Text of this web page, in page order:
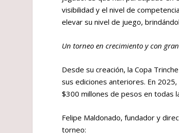
visibilidad y el nivel de
elevar su nivel de juego,
Un torneo en crecimiento y con
Desde su creación, la Copa
sus ediciones anteriores. En
$300 millones de pesos en todas
Felipe Maldonado, fundador y
torneo: